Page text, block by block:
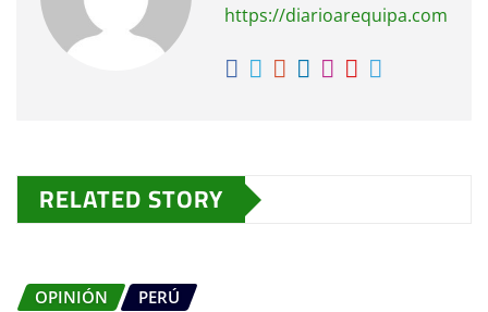
https://diarioarequipa.com
RELATED STORY
OPINIÓN PERÚ